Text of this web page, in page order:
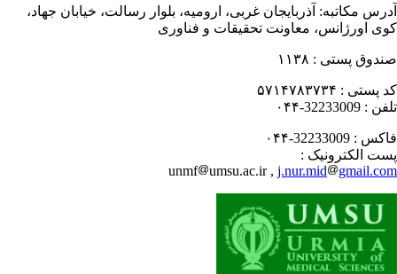
مکاتبه:آذربایجان غربی، ارومیه، بلوار رسالت، خیابان جهاد،
اورژانس، معاونت تحقیقات و فناوری
پستی : ۱۱۳۸
پستی : ۵۷۱۴۷۸۳۷۳۴
: 32233009-۰۴۴
: 32233009-۰۴۴
الکترونیک :
unmf
umsu.ac.ir ,j.nur.mid